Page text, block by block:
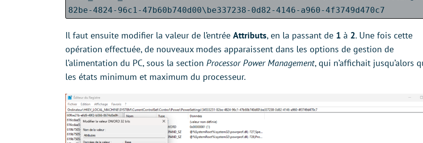
82be-4824-96c1-47b60b740d00\be337238-0d82-4146-a960-4f3749d470c7
Il faut ensuite modifier la valeur de l’entrée Attributs, en la passant de 1 à 2. Une fois cette
opération effectuée, de nouveaux modes apparaissent dans les options de gestion de
l’alimentation du PC, sous la section Processor Power Management, qui n’affichait jusqu’alors
les états minimum et maximum du processeur.